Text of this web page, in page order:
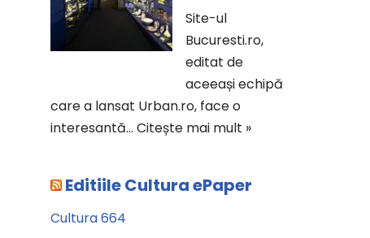
Site-ul
Bucuresti.ro,
editat de
aceeași echipă
care a lansat Urban.ro, face o
interesantă… Citește mai mult »
Editiile Cultura ePaper
Cultura 664